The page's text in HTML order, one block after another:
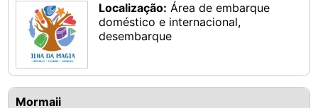
Localização: Área de embarque
doméstico e internacional,
desembarque
Mormaii